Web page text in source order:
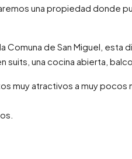
una propiedad donde
de San Miguel, esta
suits, una cocina abierta,
muy atractivos a muy pocos